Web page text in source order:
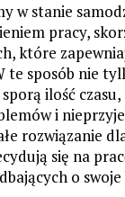
w stanie
pracy,
które
te sposób nie
ilość
i
rozwiązanie
się na
o